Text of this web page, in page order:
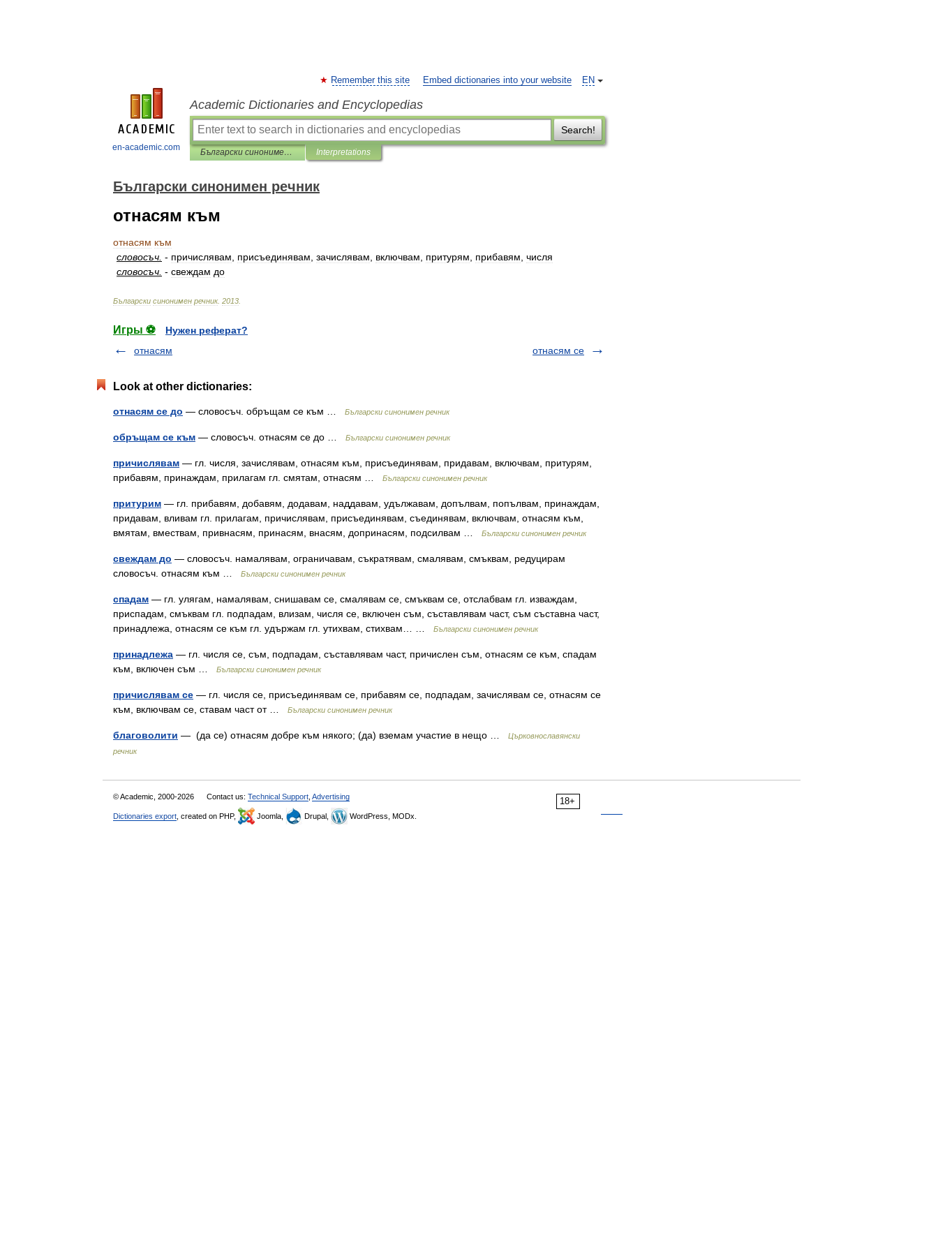
en-academic.com
EN
Remember this site Embed dictionaries into your website
Academic Dictionaries and Encyclopedias
Search!
Български синонимен речник Interpretations
Български синонимен речник
отнасям към
отнасям към
словосъч - причислявам присъединявам зачислявам включвам притурям прибавям числя
словосъч - свеждам до
Български синонимен речник. 2013
Игры ⚽
Нужен реферат?
отнасям
отнасям се
Look at other dictionaries:
отнасям се до — словосъч. обръщам се към … Български синонимен речник
обръщам се към — словосъч. отнасям се до … Български синонимен речник
причислявам — гл. числя, зачислявам, отнасям към, присъединявам, придавам, включвам, притурям,
прибавям, принаждам, прилагам гл. смятам, отнасям …
Български синонимен речник
притурим — гл. прибавям, добавям, додавам, наддавам, удължавам, допълвам, попълвам, принаждам,
придавам, вливам гл. прилагам, причислявам, присъединявам, съединявам, включвам, отнасям към,
вмятам, вмествам, привнасям, принасям, внасям, допринасям, подсилвам …
Български синонимен речник
свеждам до — словосъч. намалявам, ограничавам, съкратявам, смалявам, смъквам, редуцирам
словосъч. отнасям към …
Български синонимен речник
спадам — гл. улягам, намалявам, снишавам се, смалявам се, смъквам се, отслабвам гл. изваждам,
приспадам, смъквам гл. подпадам, влизам, числя се, включен съм, съставлявам част, съм съставна част,
принадлежа, отнасям се към гл. удържам гл. утихвам, стихвам… …
Български синонимен речник
принадлежа — гл. числя се, съм, подпадам, съставлявам част, причислен съм, отнасям се към, спадам
към, включен съм …
Български синонимен речник
причислявам се — гл. числя се, присъединявам се, прибавям се, подпадам, зачислявам се, отнасям се
към, включвам се, ставам част от …
Български синонимен речник
благоволити — (да се) отнасям добре към някого; (да) вземам участие в нещо …
Църковнославянски
речник
18+
© Academic, 2000-2026 Contact us: Technical Support Advertising
Dictionaries export , created on PHP, Joomla, Drupal, WordPress, MODx.